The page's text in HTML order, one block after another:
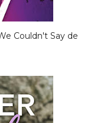
Couldn't Say de